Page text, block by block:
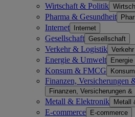
Wirtschaft & Politik
Pharma & Gesundheit
Internet Internet
Gesellschaft Gesellschaft
Verkehr & Logistik
Energie & Umwelt
Konsum & FMCG
Finanzen, Versicherungen
Finanzen, Versicherungen &
Metall & Elektronik Metall
E-commerce E-commerce